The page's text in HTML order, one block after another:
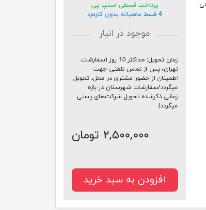
با ارتفاع 280 سانتی
پرداخت قسطی اسنپ پی
4 قسط ماهیانه بدون کارمزد
موجود در انبار
زمان تحویل:
حداکثر 10 روز (سفارشات
تهران، پس از تماس تلفنی جهت
اطمینان از حضور مشتری در محل، تحویل
میگردد/سفارشات شهرستان در بازه
زمانی ذکرشده تحویل شرکت‌های پستی
میگردد)
۲,۵۰۰,۰۰۰ تومان
افزودن به سبد خرید